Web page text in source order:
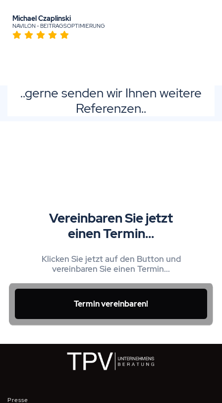
Michael Czaplinski
NAVILON - BEITRAGSOPTIMIERUNG
..gerne senden wir Ihnen weitere
Referenzen..
Vereinbaren Sie jetzt
einen Termin...
Klicken Sie jetzt auf den Button und
vereinbaren Sie einen Termin...
Termin vereinbaren!
Presse